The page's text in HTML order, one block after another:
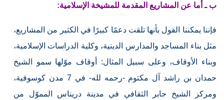
ب ـ أما عن المشاريع المقدمة للمشيخة الإسلامية:
فإننا يمكننا القول بأنها تلقت دعمًا كبيرًا في الكثير من المشاريع،
مثل بناء المساجد والمدارس الدينية، وكلية الدراسات الإسلامية،
وبناء الأوقاف، وعلى سبيل المثال: أوقاف موّلها سمو الشيخ
حمدان بن راشد آل مكتوم -رحمه لله- في 7 مدن كوسوفية،
ومركز الشيخ جابر الثقافي في مدينة دريناس المموّل من